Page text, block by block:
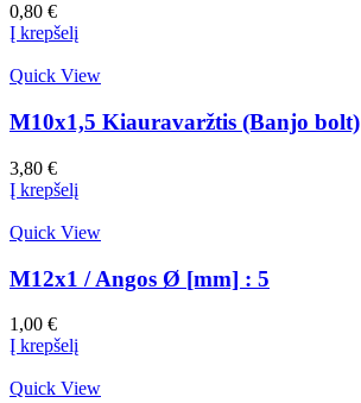
0,80 €
Į krepšelį
Quick View
M10x1,5 Kiauravaržtis (Banjo bolt)
3,80 €
Į krepšelį
Quick View
M12x1 / Angos Ø [mm] : 5
1,00 €
Į krepšelį
Quick View